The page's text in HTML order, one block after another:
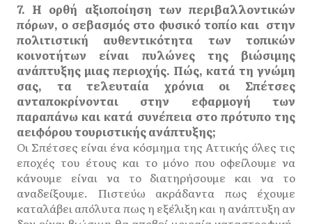
7. Η ορθή αξιοποίηση των περιβαλλοντικών
πόρων, ο σεβασμός στο φυσικό τοπίο και στην
πολιτιστική αυθεντικότητα των τοπικών
κοινοτήτων είναι πυλώνες της βιώσιμης
ανάπτυξης μιας περιοχής. Πώς, κατά τη γνώμη
σας, τα τελευταία χρόνια οι Σπέτσες
ανταποκρίνονται στην εφαρμογή των
παραπάνω και κατά συνέπεια στο πρότυπο της
αειφόρου τουριστικής ανάπτυξης;
Οι Σπέτσες είναι ένα κόσμημα της Αττικής όλες τις
εποχές του έτους και το μόνο που οφείλουμε να
κάνουμε είναι να το διατηρήσουμε και να το
αναδείξουμε. Πιστεύω ακράδαντα πως έχουμε
καταλάβει απόλυτα πως η εξέλιξη και η ανάπτυξη αν